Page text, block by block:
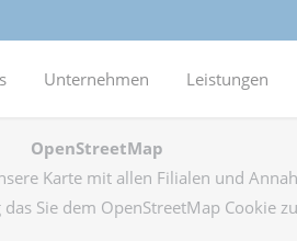
Unternehmen Leistungen
OpenStreetMap
Karte mit allen Filialen und
Sie dem OpenStreetMap Cookie